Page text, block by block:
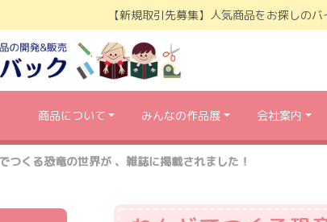
【新規取引先募集】人気商品をお探しの
商品について みんなの作品展 会社案内
つくる恐竜の世界が 、雑誌に掲載されました！